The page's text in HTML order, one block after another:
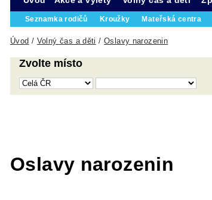
Seznamka rodičů Kroužky Mateřská centra
Úvod / Volný čas a děti /Oslavy narozenin
Zvolte místo
Oslavy narozenin